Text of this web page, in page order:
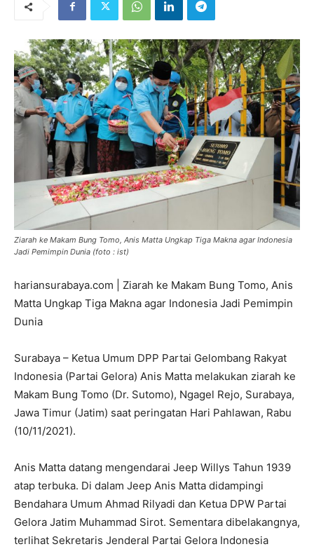
Ziarah ke Makam Bung Tomo, Anis Matta Ungkap Tiga Makna agar Indonesia
Jadi Pemimpin Dunia (foto : ist)
hariansurabaya.com | Ziarah ke Makam Bung Tomo, Anis
Matta Ungkap Tiga Makna agar Indonesia Jadi Pemimpin
Dunia
Surabaya – Ketua Umum DPP Partai Gelombang Rakyat
Indonesia (Partai Gelora) Anis Matta melakukan ziarah ke
Makam Bung Tomo (Dr. Sutomo), Ngagel Rejo, Surabaya,
Jawa Timur (Jatim) saat peringatan Hari Pahlawan, Rabu
(10/11/2021).
Anis Matta datang mengendarai Jeep Willys Tahun 1939
atap terbuka. Di dalam Jeep Anis Matta didampingi
Bendahara Umum Ahmad Rilyadi dan Ketua DPW Partai
Gelora Jatim Muhammad Sirot. Sementara dibelakangnya,
terlihat Sekretaris Jenderal Partai Gelora Indonesia